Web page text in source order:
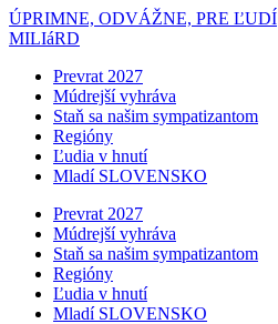
ÚPRIMNE, ODVÁŽNE, PRE ĽUDÍ
MILIáRD
Prevrat 2027
Múdrejší vyhráva
Staň sa našim sympatizantom
Regióny
Ľudia v hnutí
Mladí SLOVENSKO
Prevrat 2027
Múdrejší vyhráva
Staň sa našim sympatizantom
Regióny
Ľudia v hnutí
Mladí SLOVENSKO